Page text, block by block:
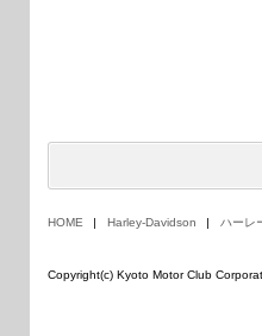
HOME Harley-Davidson ハーレ
Copyright(c) Kyoto Motor Club